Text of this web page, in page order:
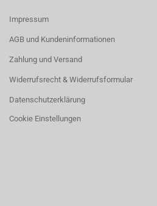
Impressum
AGB und Kundeninformationen
Zahlung und Versand
Widerrufsrecht & Widerrufsformular
Datenschutzerklärung
Cookie Einstellungen